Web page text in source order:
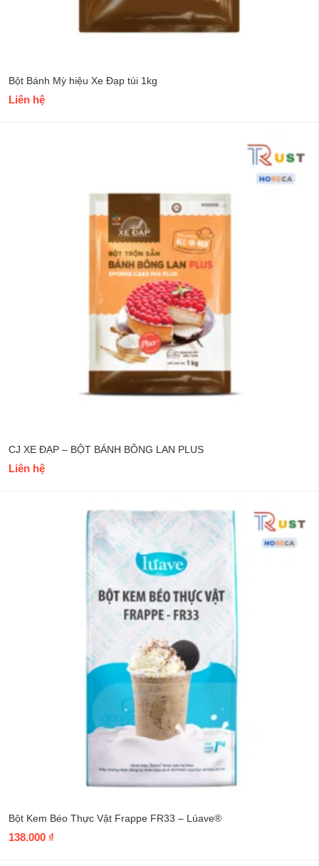
Bột Bánh Mỳ hiệu Xe Đạp túi 1kg
Liên hệ
CJ XE ĐẠP – BỘT BÁNH BÔNG LAN PLUS
Liên hệ
Bột Kem Béo Thực Vật Frappe FR33 – Lúave®
138.000 ₫